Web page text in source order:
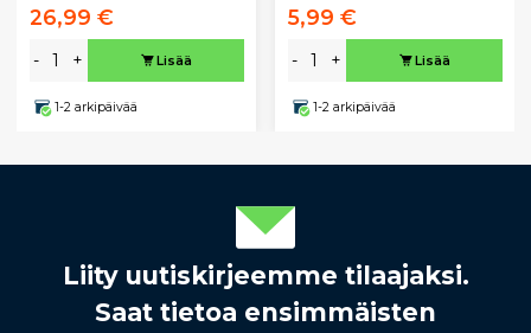
26,99 €
- + Lisää
1-2 arkipäivää
5,99 €
- + Lisää
1-2 arkipäivää
Liity uutiskirjeemme tilaajaksi.
Saat tietoa ensimmäisten